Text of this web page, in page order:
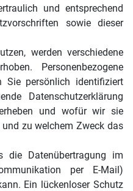
und entsprechend
sowie dieser
werden verschiedene
Personenbezogene
Sie persönlich identifiziert
Datenschutzerklärung
und wofür wir sie
zu welchem Zweck das
Datenübertragung im
per E-Mail)
Ein lückenloser Schutz